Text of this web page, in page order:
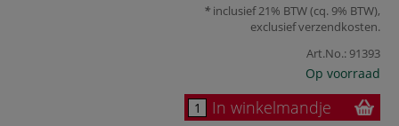
inclusief 21% BTW (cq. 9% BTW),
exclusiefverzendkosten.
Art.No.: 91393
Op voorraad
In winkelmandje